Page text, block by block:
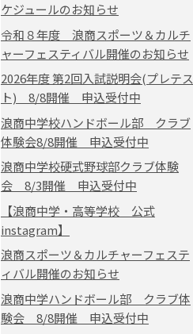
ケジュールのお知らせ
令和８年度 浪商スポーツ＆カルチ
ャーフェスティバル開催のお知らせ
2026年度 第2回入試説明会(プレテス
ト) 8/8開催 申込受付中
浪商中学校ハンドボール部 クラブ
体験会8/8開催 申込受付中
浪商中学校硬式野球部クラブ体験
会 8/3開催 申込受付中
【浪商中学・高等学校 公式
instagram】
浪商スポーツ＆カルチャーフェステ
ィバル開催のお知らせ
浪商中学ハンドボール部 クラブ体
験会 8/8開催 申込受付中